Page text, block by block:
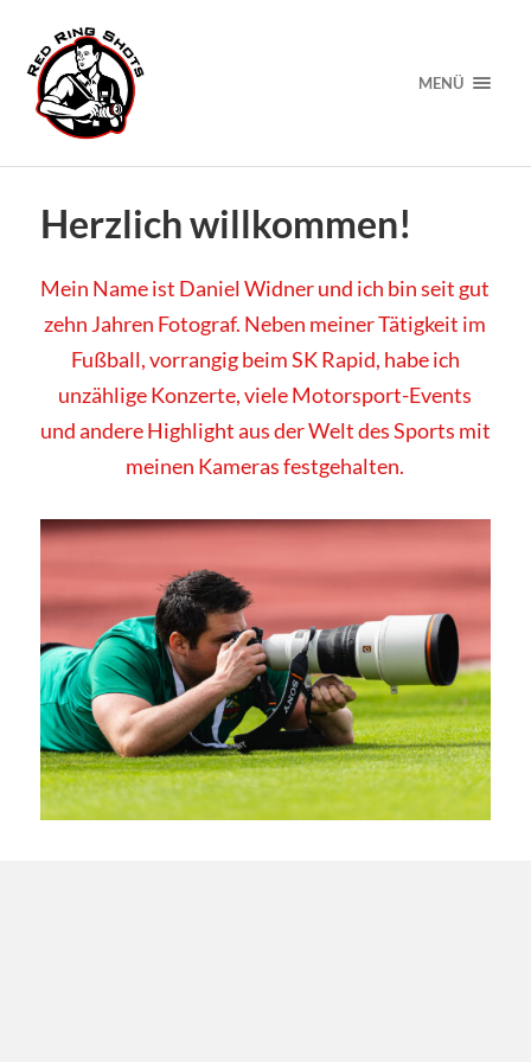
MENÜ
Herzlich willkommen!
Mein Name ist Daniel Widner und ich bin seit gut
zehn Jahren Fotograf. Neben meiner Tätigkeit im
Fußball, vorrangig beim SK Rapid, habe ich
unzählige Konzerte, viele Motorsport-Events
und andere Highlight aus der Welt des Sports mit
meinen Kameras festgehalten.